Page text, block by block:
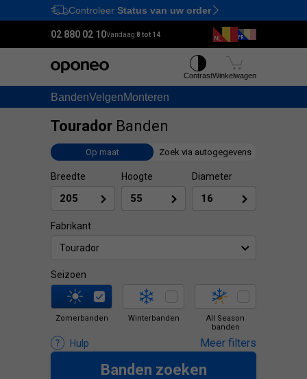
Ctrl M
Controleer Status van uw order
02 880 02 10Vandaag:8 tot 14
BandenVelgenMonteren
ContrastWinkelwagen
Tourador Banden
Op maat Zoek via autogegevens
Breedte Hoogte Diameter
Fabrikant
Tourador
Seizoen
Zomerbanden Winterbanden
All Season
banden
Hulp Meer filters
Banden zoeken